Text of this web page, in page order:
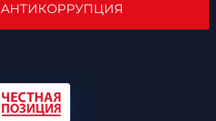
АНТИКОРРУПЦИЯ